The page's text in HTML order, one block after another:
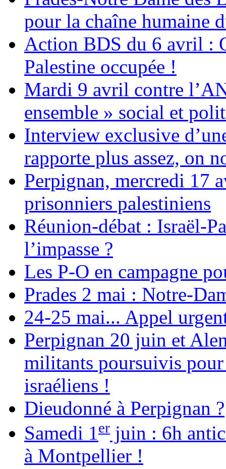
pour la chaîne humaine
Action BDS du 6 avril :
Palestine occupée !
Mardi 9 avril contre
ensemble » social et
Interview exclusive
rapporte plus assez, on
Perpignan, mercredi 17
prisonniers palestiniens
Réunion-débat : Israël-
l’impasse ?
Les P-O en campagne
Prades 2 mai : Notre-
24-25 mai... Appel
Perpignan 20 juin et
militants poursuivis
israéliens !
Dieudonné à Perpignan ?
Samedi 1 er juin : 6h
à Montpellier !